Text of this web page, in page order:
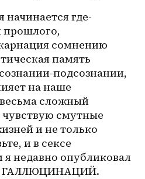
начинается где-
прошлого,
сомнению
память
подсознании,
на наше
сложный
чувствую смутные
и не только
и в сексе
я недавно опубликовал
ГАЛЛЮЦИНАЦИЙ.